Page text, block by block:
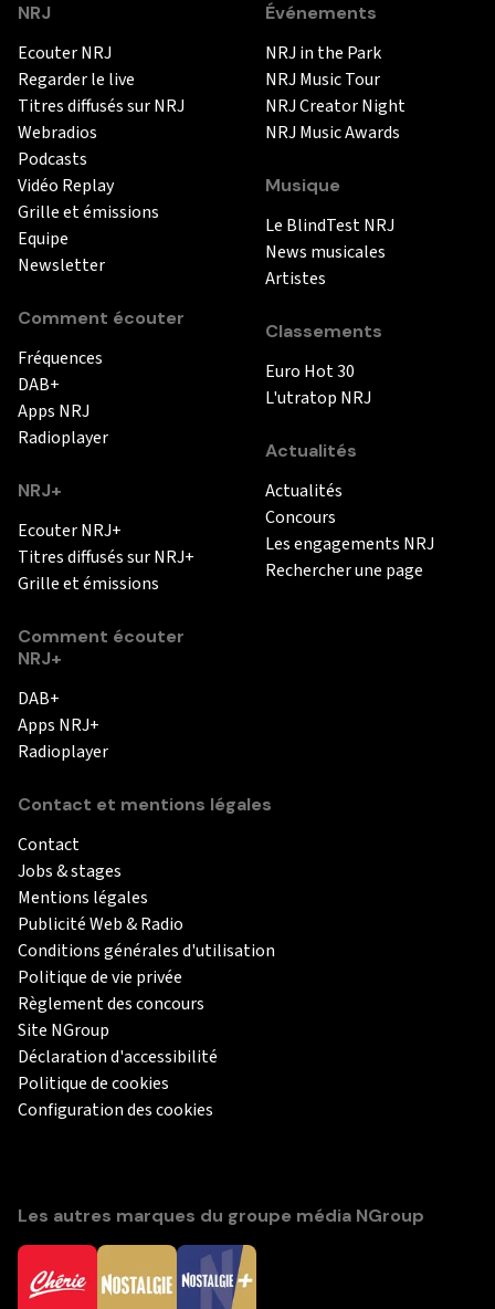
NRJ
Ecouter NRJ
Regarder le live
Titres diffusés sur NRJ
Webradios
Podcasts
Vidéo Replay
Grille et émissions
Equipe
Newsletter
Comment écouter
Fréquences
DAB+
Apps NRJ
Radioplayer
NRJ+
Ecouter NRJ+
Titres diffusés sur NRJ+
Grille et émissions
Comment écouter
NRJ+
DAB+
Apps NRJ+
Radioplayer
Événements
NRJ in the Park
NRJ Music Tour
NRJ Creator Night
NRJ Music Awards
Musique
Le BlindTest NRJ
News musicales
Artistes
Classements
Euro Hot 30
L'utratop NRJ
Actualités
Actualités
Concours
Les engagements NRJ
Rechercher une page
Contact et mentions légales
Contact
Jobs & stages
Mentions légales
Publicité Web & Radio
Conditions générales d'utilisation
Politique de vie privée
Règlement des concours
Site NGroup
Déclaration d'accessibilité
Politique de cookies
Configuration des cookies
Les autres marques du groupe média NGroup